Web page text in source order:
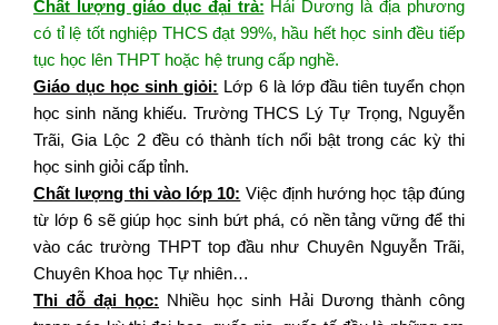
Chất lượng giáo dục đại trà: Hải Dương là địa phương
có tỉ lệ tốt nghiệp THCS đạt 99%, hầu hết học sinh đều tiếp
tục học lên THPT hoặc hệ trung cấp nghề.
Giáo dục học sinh giỏi: Lớp 6 là lớp đầu tiên tuyển chọn
học sinh năng khiếu. Trường THCS Lý Tự Trọng, Nguyễn
Trãi, Gia Lộc 2 đều có thành tích nổi bật trong các kỳ thi
học sinh giỏi cấp tỉnh.
Chất lượng thi vào lớp 10: Việc định hướng học tập đúng
từ lớp 6 sẽ giúp học sinh bứt phá, có nền tảng vững để thi
vào các trường THPT top đầu như Chuyên Nguyễn Trãi,
Chuyên Khoa học Tự nhiên…
Thi đỗ đại học: Nhiều học sinh Hải Dương thành công